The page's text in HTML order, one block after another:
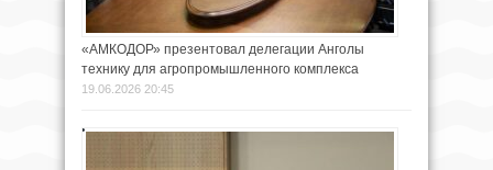
«АМКОДОР» презентовал делегации Анголы
технику для агропромышленного комплекса
19.06.2026 20:45